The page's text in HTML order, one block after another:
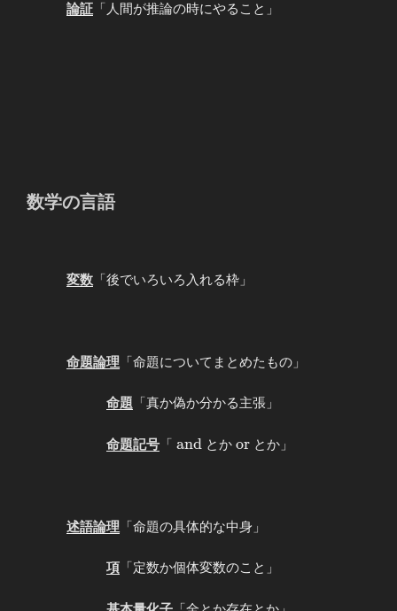
論証 「人間が推論の時にやること」
数学の言語
変数 「後でいろいろ入れる枠」
命題論理 「命題についてまとめたもの」
命題 「真か偽か分かる主張」
命題記号 「 \mathrm{and}
and とか \mathrm{or}
or とか」
述語論理 「命題の具体的な中身」
項 「定数か個体変数のこと」